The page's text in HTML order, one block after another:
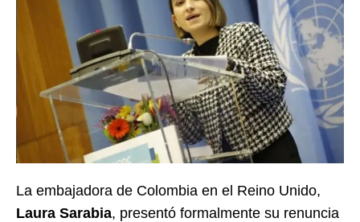
La embajadora de Colombia en el Reino Unido,
Laura Sarabia, presentó formalmente su renuncia